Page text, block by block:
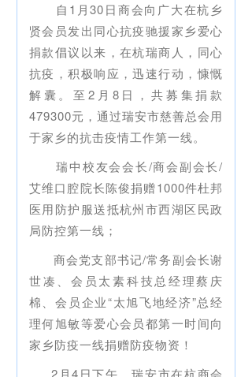
自1月30日商会向广大在杭乡
贤会员发出同心抗疫驰援家乡爱心
捐款倡议以来，在杭瑞商人，同心
抗疫，积极响应，迅速行动，慷慨
解囊。至2月8日，共募集捐款
479300元，通过瑞安市慈善总会用
于家乡的抗击疫情工作第一线。
瑞中校友会会长/商会副会长/
艾维口腔院长陈俊捐赠1000件杜邦
医用防护服送抵杭州市西湖区民政
局防控第一线；
商会党支部书记/常务副会长谢
世凑、会员太素科技总经理蔡庆
棉、会员企业“太旭飞地经济”总经
理何旭敏等爱心会员都第一时间向
家乡防疫一线捐赠防疫物资！
2月4日下午，瑞安市在杭商会